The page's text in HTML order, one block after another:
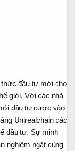
thức đầu tư mới cho
giới. Với các nhà
đầu tư được vào
Unirealchain các
đầu tư. Sự minh
nghiêm ngặt cùng